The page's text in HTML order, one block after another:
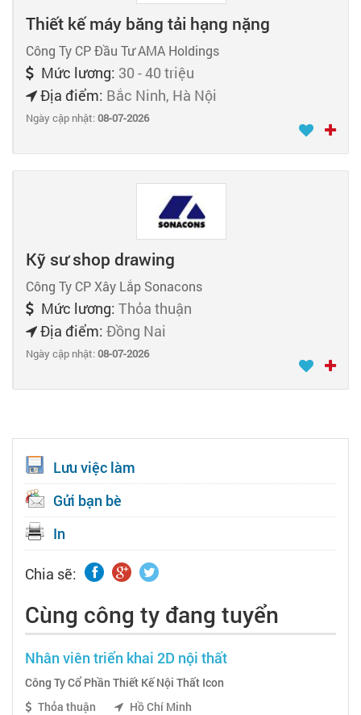
Thiết kế máy băng tải hạng nặng
Công Ty CP Đầu Tư AMA Holdings
Mức lương: 30 - 40 triệu
Địa điểm: Bắc Ninh, Hà Nội
Ngày cập nhật:08-07-2026
Kỹ sư shop drawing
Công Ty CP Xây Lắp Sonacons
Mức lương: Thỏa thuận
Địa điểm: Đồng Nai
Ngày cập nhật:08-07-2026
Lưu việc làm
Gửi bạn bè
In
Chia sẽ:
Cùng công ty đang tuyển
Nhân viên triển khai 2D nội thất
Công Ty Cổ Phần Thiết Kế Nội Thất Icon
Thỏa thuận
Hồ Chí Minh